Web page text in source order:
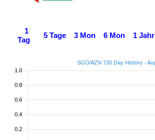
1
Tag
5 Tage 3 Mon 6 Mon 1 Jahr